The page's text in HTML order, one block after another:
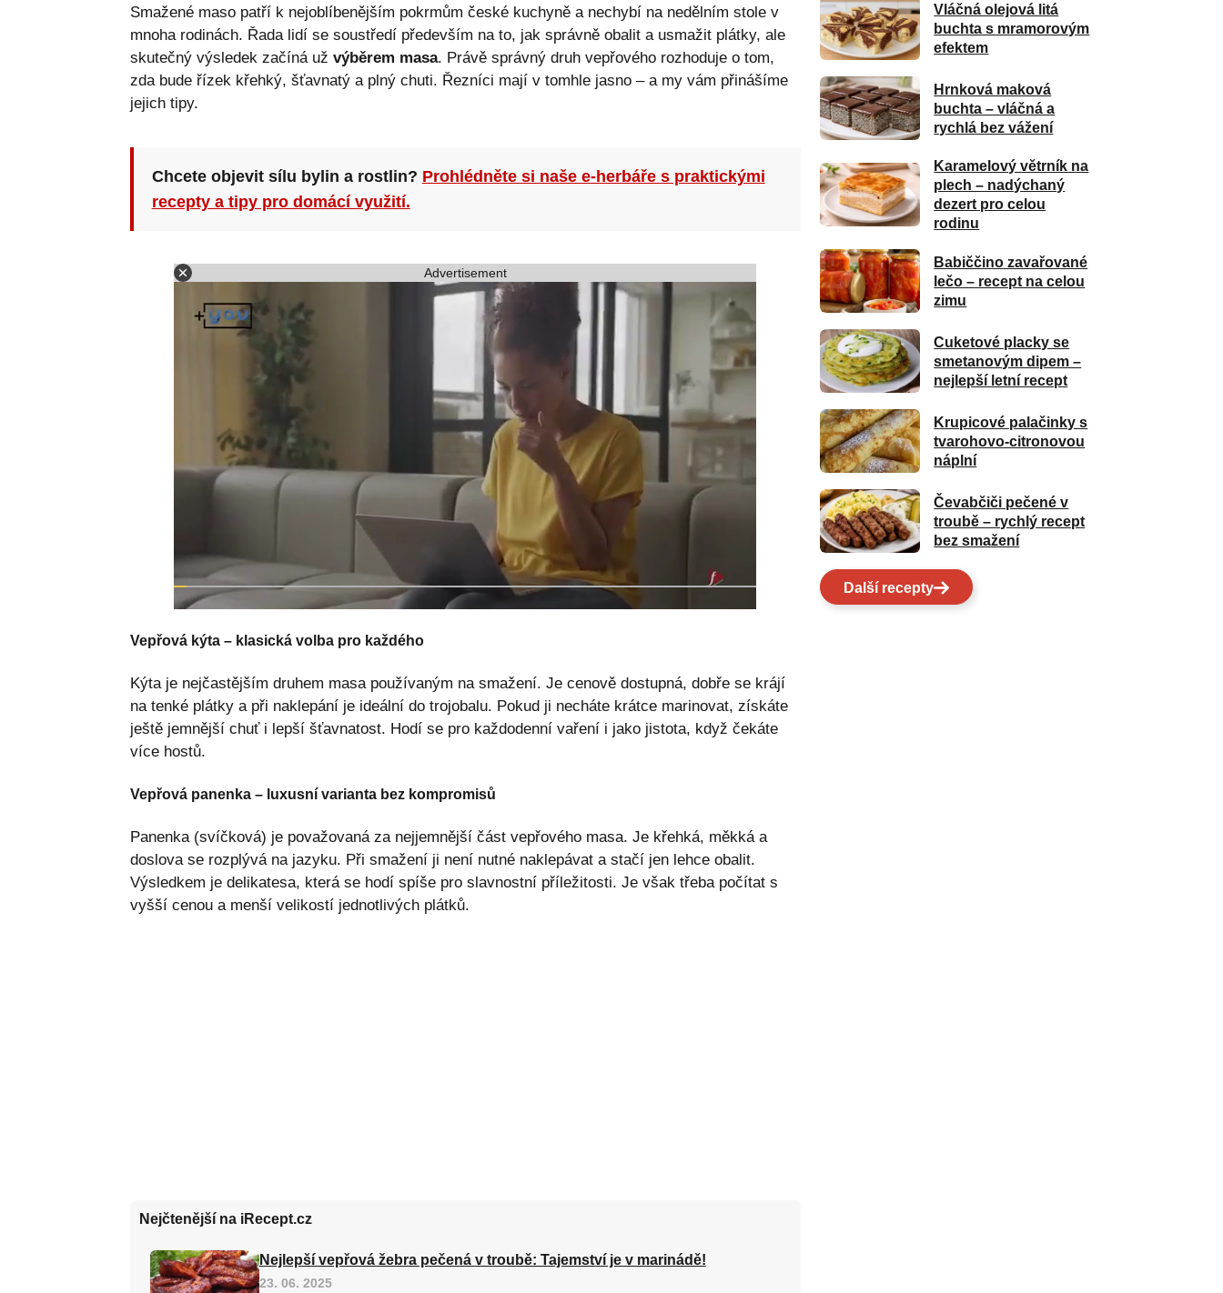
Smažené maso patří k nejoblíbenějším pokrmům české kuchyně a nechybí na nedělním stole v
mnoha rodinách. Řada lidí se soustředí především na to, jak správně obalit a usmažit plátky, ale
skutečný výsledek začíná už výběrem masa. Právě správný druh vepřového rozhoduje o tom,
zda bude řízek křehký, šťavnatý a plný chuti. Řezníci mají v tomhle jasno – a my vám přinášíme
jejich tipy.
Chcete objevit sílu bylin a rostlin? Prohlédněte si naše e-herbáře s praktickými
recepty a tipy pro domácí využití.
Advertisement
Vepřová kýta – klasická volba pro každého
Kýta je nejčastějším druhem masa používaným na smažení. Je cenově dostupná, dobře se krájí
na tenké plátky a při naklepání je ideální do trojobalu. Pokud ji necháte krátce marinovat, získáte
ještě jemnější chuť i lepší šťavnatost. Hodí se pro každodenní vaření i jako jistota, když čekáte
více hostů.
Vepřová panenka – luxusní varianta bez kompromisů
Panenka (svíčková) je považovaná za nejjemnější část vepřového masa. Je křehká, měkká a
doslova se rozplývá na jazyku. Při smažení ji není nutné naklepávat a stačí jen lehce obalit.
Výsledkem je delikatesa, která se hodí spíše pro slavnostní příležitosti. Je však třeba počítat s
vyšší cenou a menší velikostí jednotlivých plátků.
Nejčtenější na iRecept.cz
Nejlepší vepřová žebra pečená v troubě: Tajemství je v marinádě!
23. 06. 2025
Vláčná olejová litá
buchta s mramorovým
efektem
Hrnková maková
buchta – vláčná a
rychlá bez vážení
Karamelový větrník na
plech – nadýchaný
dezert pro celou
rodinu
Babiččino zavařované
lečo – recept na celou
zimu
Cuketové placky se
smetanovým dipem –
nejlepší letní recept
Krupicové palačinky s
tvarohovo-citronovou
náplní
Čevabčiči pečené v
troubě – rychlý recept
bez smažení
Další recepty